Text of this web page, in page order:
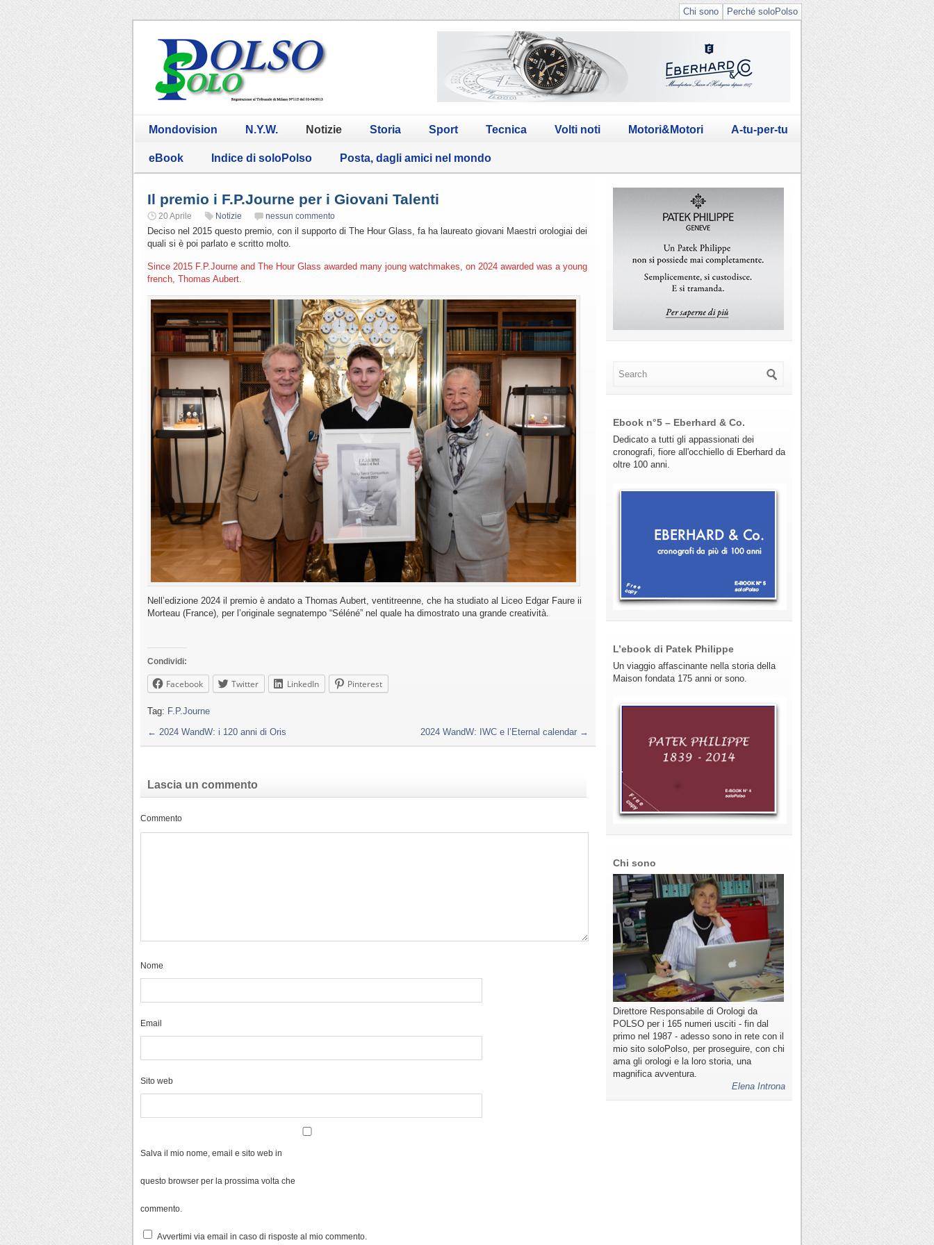
Perché soloPolso
Chi sono
Mondovision N.Y.W. Notizie Storia Sport Tecnica Volti noti Motori&Motori A-tu-per-tu
eBook Indice di soloPolso Posta, dagli amici nel mondo
Il premio i F.P.Journe per i Giovani Talenti
20 Aprile Notizie nessun commento
Deciso nel 2015 questo premio, con il supporto di The Hour Glass, fa ha laureato giovani Maestri orologiai dei
quali si è poi parlato e scritto molto.
Since 2015 F.P.Journe and The Hour Glass awarded many joung watchmakes, on 2024 awarded was a young
french, Thomas Aubert.
Nell’edizione 2024 il premio è andato a Thomas Aubert, ventitreenne, che ha studiato al Liceo Edgar Faure ii
Morteau (France), per l’originale segnatempo “Séléné” nel quale ha dimostrato una grande creatività.
Condividi:
Facebook Twitter LinkedIn Pinterest
Tag: F.P.Journe
← 2024 WandW: i 120 anni di Oris 2024 WandW: IWC e l’Eternal calendar →
Lascia un commento
Commento
Nome
Email
Sito web
Salva il mio nome, email e sito web in
questo browser per la prossima volta che
commento.
Avvertimi via email in caso di risposte al mio commento.
Ebook n°5 – Eberhard & Co.
Dedicato a tutti gli appassionati dei
cronografi, fiore all'occhiello di Eberhard da
oltre 100 anni.
L’ebook di Patek Philippe
Un viaggio affascinante nella storia della
Maison fondata 175 anni or sono.
Chi sono
Direttore Responsabile di Orologi da
POLSO per i 165 numeri usciti - fin dal
primo nel 1987 - adesso sono in rete con il
mio sito soloPolso, per proseguire, con chi
ama gli orologi e la loro storia, una
magnifica avventura.
Elena Introna